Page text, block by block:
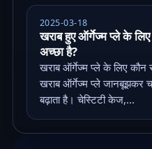
2025-03-18
खराब हुए ऑर्गेज्म प्ले के
अच्छा है?
खराब ऑर्गेज्म प्ले के लिए
खराब ऑर्गेज्म प्ले जानबूझकर
बढ़ाता है। चेस्टिटी केज,...